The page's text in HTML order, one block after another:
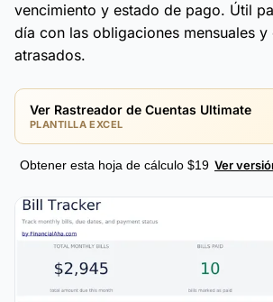
vencimiento y estado de pago. Útil
día con las obligaciones mensuales
atrasados.
Ver Rastreador de Cuentas Ultimate
PLANTILLA EXCEL
Obtener esta hoja de cálculo $19 Ver